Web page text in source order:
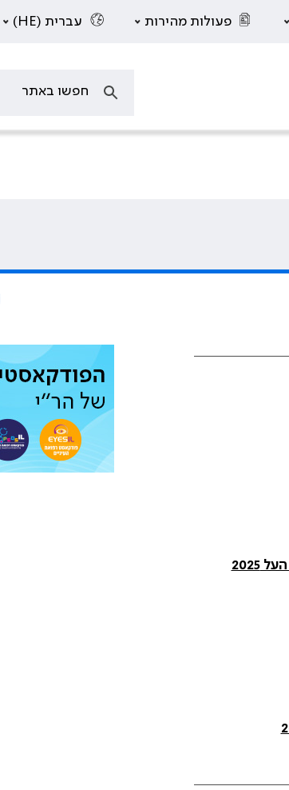
פעולות מהירות עברית (HE)